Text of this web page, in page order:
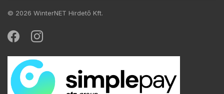
© 2026 WinterNET Hirdető Kft.